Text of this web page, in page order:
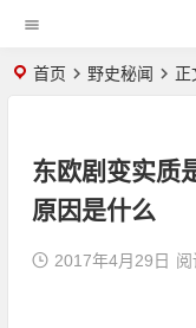
首页 野史秘闻 正
东欧剧变实质
原因是什么
2017年4月29日